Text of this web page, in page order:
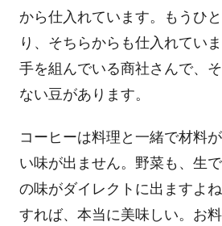
から仕入れています。もうひ
り、そちらからも仕入れてい
手を組んでいる商社さんで、
ない豆があります。
コーヒーは料理と一緒で材料
い味が出ません。野菜も、生
の味がダイレクトに出ますよ
すれば、本当に美味しい。お